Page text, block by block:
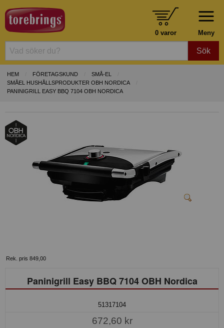
Meny
0 varor
Sök
HEM FÖRETAGSKUND
SMÅ-EL
SMÅEL HUSHÅLLSPRODUKTER OBH NORDICA
PANINIGRILL EASY BBQ 7104 OBH NORDICA
Rek. pris 849,00
Paninigrill Easy BBQ 7104 OBH Nordica
51317104
672,60 kr